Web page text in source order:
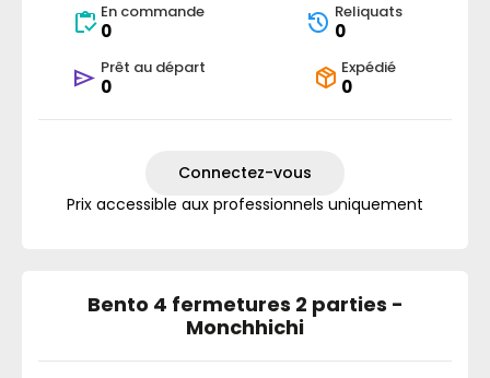
En commande
0
Reliquats
0
Prêt au départ
0
Expédié
0
Connectez-vous
Prix accessible aux professionnels uniquement
Bento 4 fermetures 2 parties -
Monchhichi